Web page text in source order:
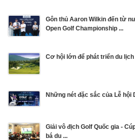
Gôn thủ Aaron Wilkin đến từ
Open Golf Championship ...
Cơ hội lớn để phát triển du
Những nét đặc sắc của Lễ hội
Giải vô địch Golf Quốc gia -
bá du ...